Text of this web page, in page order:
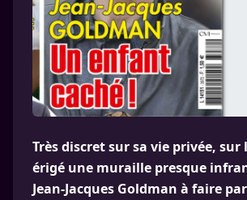
Très discret sur sa vie privée, sur
érigé une muraille presque
Jean-Jacques Goldman à faire